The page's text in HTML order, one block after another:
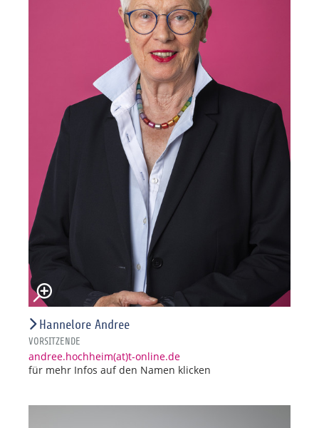
Hannelore Andree
VORSITZENDE
andree.hochheim(at)t-online.de
für mehr Infos auf den Namen klicken